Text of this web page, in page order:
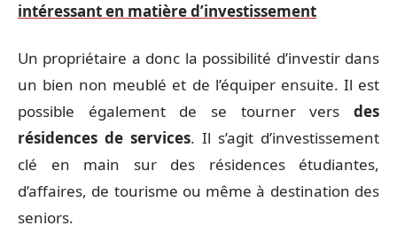
intéressant en matière d’investissement
Un propriétaire a donc la possibilité d’investir dans
un bien non meublé et de l’équiper ensuite. Il est
possible également de se tourner vers des
résidences de services. Il s’agit d’investissement
clé en main sur des résidences étudiantes,
d’affaires, de tourisme ou même à destination des
seniors.